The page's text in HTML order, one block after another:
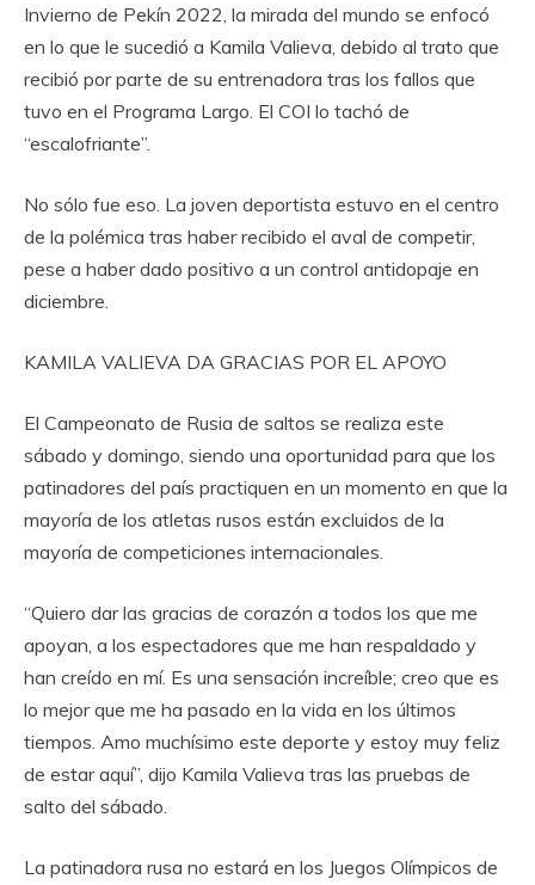
Invierno de Pekín 2022, la mirada del mundo se enfocó
en lo que le sucedió a Kamila Valieva, debido al trato que
recibió por parte de su entrenadora tras los fallos que
tuvo en el Programa Largo. El COI lo tachó de
“escalofriante”.
No sólo fue eso. La joven deportista estuvo en el centro
de la polémica tras haber recibido el aval de competir,
pese a haber dado positivo a un control antidopaje en
diciembre.
KAMILA VALIEVA DA GRACIAS POR EL APOYO
El Campeonato de Rusia de saltos se realiza este
sábado y domingo, siendo una oportunidad para que los
patinadores del país practiquen en un momento en que la
mayoría de los atletas rusos están excluidos de la
mayoría de competiciones internacionales.
“Quiero dar las gracias de corazón a todos los que me
apoyan, a los espectadores que me han respaldado y
han creído en mí. Es una sensación increíble; creo que es
lo mejor que me ha pasado en la vida en los últimos
tiempos. Amo muchísimo este deporte y estoy muy feliz
de estar aquí”, dijo Kamila Valieva tras las pruebas de
salto del sábado.
La patinadora rusa no estará en los Juegos Olímpicos de